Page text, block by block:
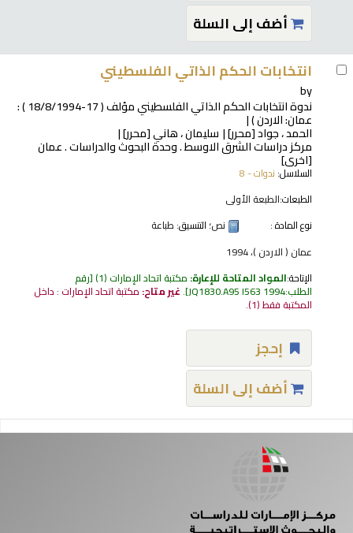
أضف إلى السلة
انتخابات الحكم الذاتي الفلسطيني
by
ندوة انتخابات الحكم الذاتي الفلسطيني مؤلف ( 17-18/8/1994 ) :
عمان: الاردن )
الحمد ، جواد[محرر] سليمان ، هاني[محرر]
مركز دراسات الشرق الاوسط . وحدة البحوث والدراسات . عمان
[اخرى]
السلاسل: ندوات - 8
الطبعات:الطبعة الأولى
نوع المادة :
نص؛ التنسيق: طباعة
عمان ( الاردن )، 1994
الإتاحة:المواد المتاحة للإعارة: مكتبة اتحاد الإمارات (1) رقم
الطلب:JQ1830.A95 I563 1994
.غير متاح: مكتبة اتحاد الإمارات : داخل
المكتبة فقط(1).
إحجز
أضف إلى السلة